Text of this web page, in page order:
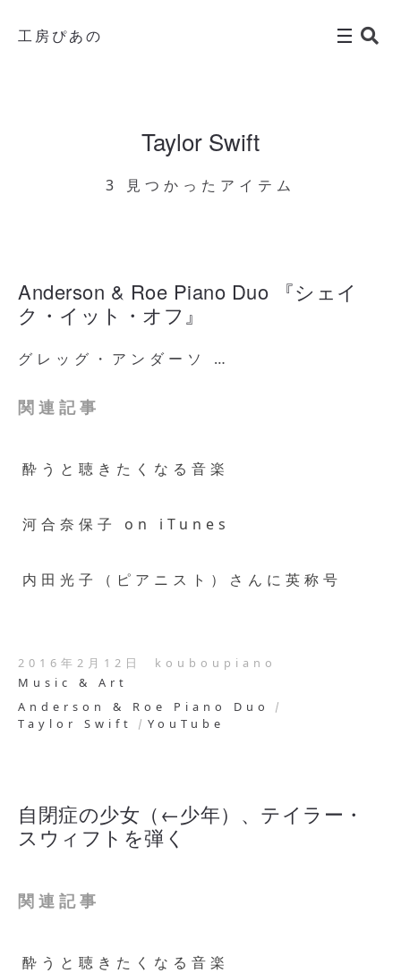
工房ぴあの
Taylor Swift
3 見つかったアイテム
Anderson & Roe Piano Duo 『シェイ
ク・イット・オフ』
グレッグ・アンダーソ …
関連記事
酔うと聴きたくなる音楽
河合奈保子 on iTunes
内田光子（ピアニスト）さんに英称号
2016年2月12日
kouboupiano
Music & Art
Anderson & Roe Piano Duo
Taylor Swift
YouTube
自閉症の少女（←少年）、テイラー・
スウィフトを弾く
関連記事
酔うと聴きたくなる音楽